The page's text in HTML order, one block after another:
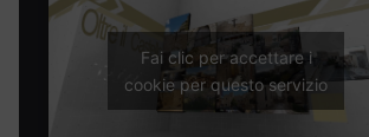
Fai clic per accettare i
cookie per questo servizio